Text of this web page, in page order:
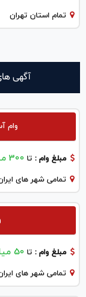
تمام استان تهران
آگهی
وام
مبلغ وام : تا 300 میلیون
تمامی شهر های
مبلغ وام : تا 50 میلیارد
تمامی شهر های